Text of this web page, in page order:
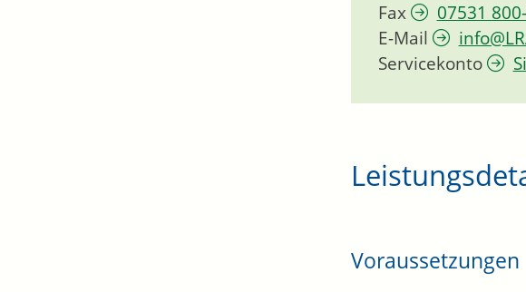
Fax
07531
E-Mail
Servicekonto
Voraussetzungen